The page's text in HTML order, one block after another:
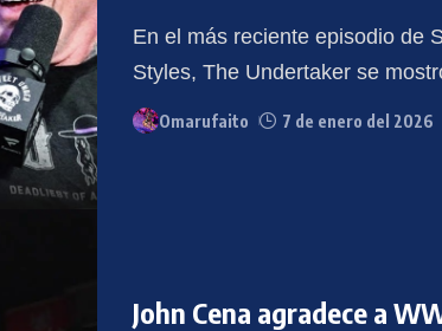
En el más reciente episodio de
Styles, The Undertaker se
Omarufaito 7 de enero del 2026
John Cena agradece a